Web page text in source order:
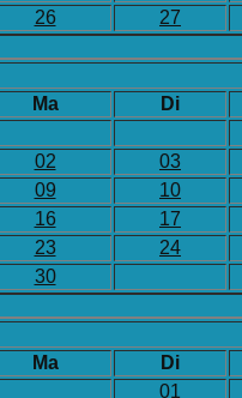
26 27
Ma
Di
02
03
09
10
16
17
23
24
30
Ma
Di
01